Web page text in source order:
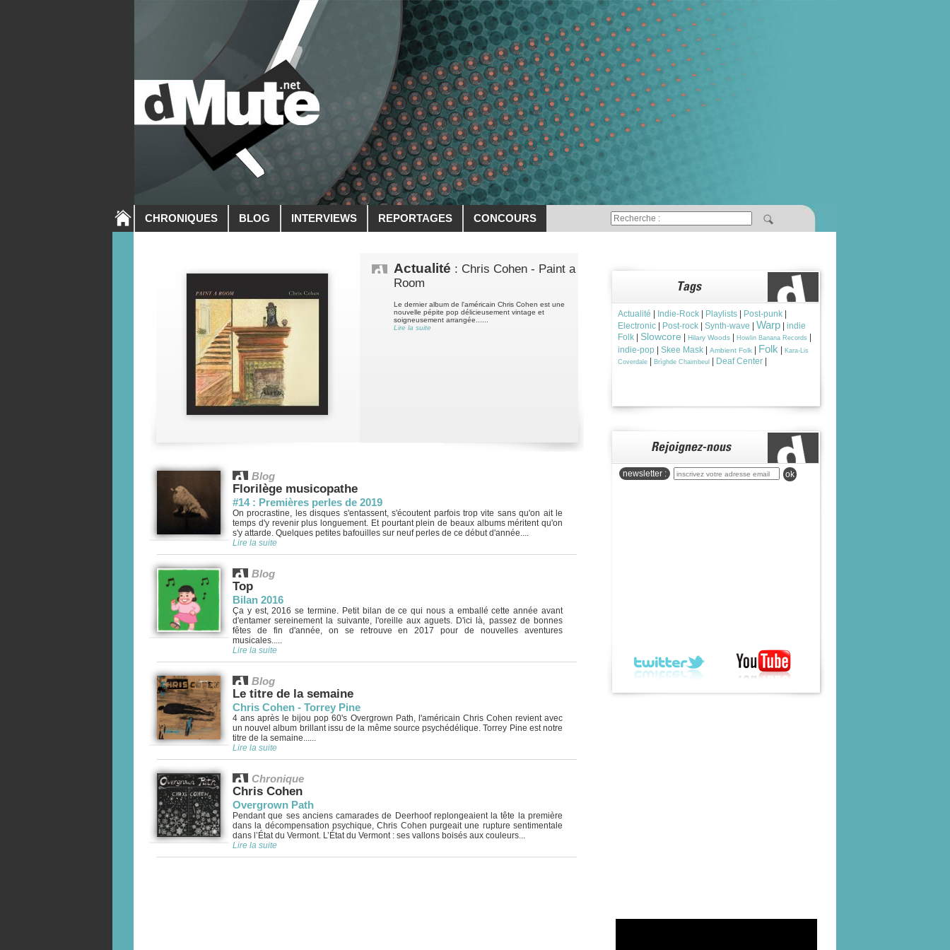
CHRONIQUES BLOG INTERVIEWS REPORTAGES CONCOURS
Actualité : Chris Cohen - Paint a
Room
Le dernier album de l'américain Chris Cohen est une
nouvelle pépite pop délicieusement vintage et
soigneusement arrangée......
Lire la suite
Blog
Florilège musicopathe
#14 : Premières perles de 2019
On procrastine, les disques s'entassent, s'écoutent parfois trop vite sans qu'on ait le
temps d'y revenir plus longuement. Et pourtant plein de beaux albums méritent qu'on
s'y attarde. Quelques petites bafouilles sur neuf perles de ce début d'année....
Lire la suite
Blog
Top
Bilan 2016
Ça y est, 2016 se termine. Petit bilan de ce qui nous a emballé cette année avant
d'entamer sereinement la suivante, l'oreille aux aguets. D'ici là, passez de bonnes
fêtes de fin d'année, on se retrouve en 2017 pour de nouvelles aventures
musicales.....
Lire la suite
Blog
Le titre de la semaine
Chris Cohen - Torrey Pine
4 ans après le bijou pop 60's Overgrown Path, l'américain Chris Cohen revient avec
un nouvel album brillant issu de la même source psychédélique. Torrey Pine est notre
titre de la semaine......
Lire la suite
Chronique
Chris Cohen
Overgrown Path
Pendant que ses anciens camarades de Deerhoof replongeaient la tête la première
dans la décompensation psychique, Chris Cohen purgeait une rupture sentimentale
dans l’État du Vermont. L’État du Vermont : ses vallons boisés aux couleurs...
Lire la suite
Actualité Indie-Rock Playlists Post-punk
Electronic
Post-rock Synth-wave Warp
indie
Folk
Slowcore Hilary Woods Howlin Banana Records
indie-pop
Skee Mask Ambient Folk Folk
Kara-Lis
Coverdale
Brìghde Chaimbeul Deaf Center
newsletter : ok